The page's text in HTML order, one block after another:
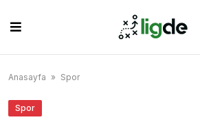
content
Anasayfa » Spor
Spor